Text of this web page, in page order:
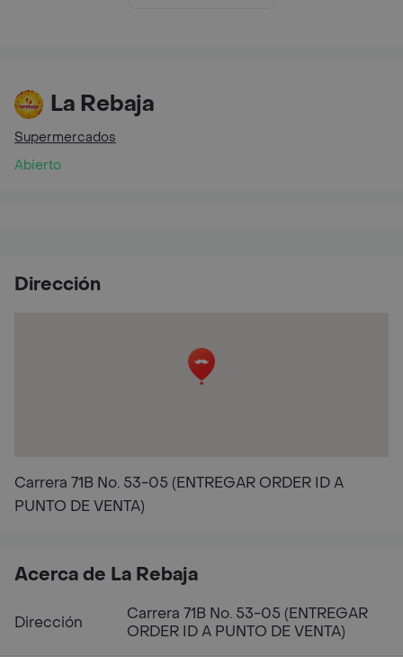
La Rebaja
Supermercados
Abierto
Dirección
Carrera 71B No. 53-05 (ENTREGAR ORDER ID A
PUNTO DE VENTA)
Acerca de La Rebaja
Dirección
Carrera 71B No. 53-05 (ENTREGAR
ORDER ID A PUNTO DE VENTA)